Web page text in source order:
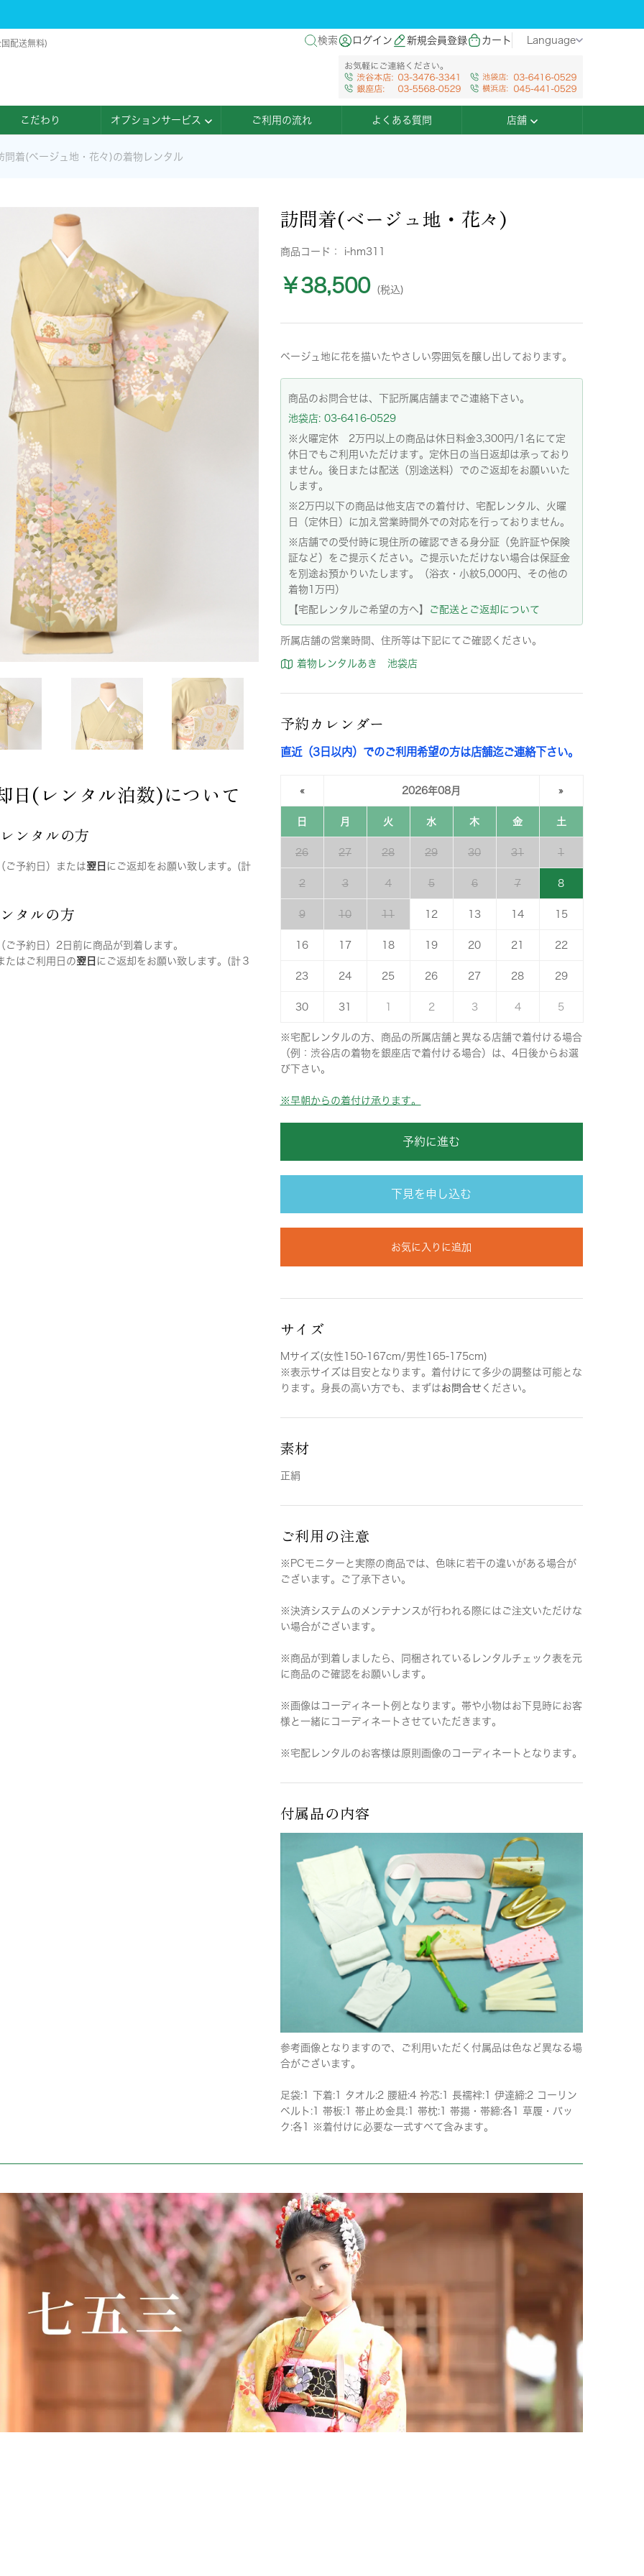
配送無料) 検索 ログイン 新規会員登録 カート Language
こだわり オプションサービス ご利用の流れ よくある質問 店舗
問着(ベージュ地・花々)の着物レンタル
日(レンタル泊数)について
ンタルの方
ご予約日）または翌日 にご返却をお願い致します。(計
タルの方
ご予約日）2日前に商品が到着します。
たはご利用日の翌日 にご返却をお願い致します。(計３
訪問着(ベージュ地・花々)
商品コード： i-hm311
￥38,500 (税込)
ベージュ地に花を描いたやさしい雰囲気を醸し出しております。
商品のお問合せは、下記所属店舗までご連絡下さい。
池袋店: 03-6416-0529
※火曜定休 2万円以上の商品は休日料金3,300円/1名にて定
休日でもご利用いただけます。定休日の当日返却は承っており
ません。後日または配送（別途送料）でのご返却をお願いいた
します。
※2万円以下の商品は他支店での着付け、宅配レンタル、火曜
日（定休日）に加え営業時間外での対応を行っておりません。
※店舗での受付時に現住所の確認できる身分証（免許証や保険
証など）をご提示ください。ご提示いただけない場合は保証金
を別途お預かりいたします。（浴衣・小紋5,000円、その他の
着物1万円）
【宅配レンタルご希望の方へ】
ご配送とご返却について
所属店舗の営業時間、住所等は下記にてご確認ください。
着物レンタルあき 池袋店
予約カレンダー
直近（3日以内）でのご利用希望の方は店舗迄ご連絡下さい。
« 2026年08月 »
日 月 火 水 木 金 土
26 27 28 29 30 31 1
2 3 4 5 6 7 8
9 10 11 12 13 14 15
16 17 18 19 20 21 22
23 24 25 26 27 28 29
30 31 2 3 4 5
※宅配レンタルの方、商品の所属店舗と異なる店舗で着付ける場合
（例：渋谷店の着物を銀座店で着付ける場合）は、4日後からお選
び下さい。
※早朝からの着付け承ります。
予約に進む
下見を申し込む
お気に入りに追加
サイズ
Mサイズ(女性150-167cm/男性165-175cm)
※表示サイズは目安となります。着付けにて多少の調整は可能とな
ります。身長の高い方でも、まずはお問合せ ください。
素材
正絹
ご利用の注意
※PCモニターと実際の商品では、色味に若干の違いがある場合が
ございます。ご了承下さい。
※決済システムのメンテナンスが行われる際にはご注文いただけな
い場合がございます。
※商品が到着しましたら、同梱されているレンタルチェック表を元
に商品のご確認をお願いします。
※画像はコーディネート例となります。帯や小物はお下見時にお客
様と一緒にコーディネートさせていただきます。
※宅配レンタルのお客様は原則画像のコーディネートとなります。
付属品の内容
参考画像となりますので、ご利用いただく付属品は色など異なる場
合がございます。
足袋:1 下着:1 タオル:2 腰紐:4 衿芯:1 長襦袢:1 伊達締:2 コーリン
ベルト:1 帯板:1 帯止め金具:1 帯枕:1 帯揚・帯締:各1 草履・バッ
ク:各1 ※着付けに必要な一式すべて含みます。